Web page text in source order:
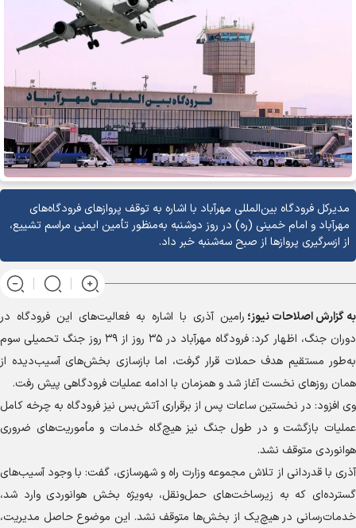
مدیرکل فرودگاه بین‌المللی مهرآباد با اشاره به توقف پرواز‌های فرودگاه‌های
مهرآباد و امام خمینی (ره) در روز دوشنبه به‌منظور تأمین ایمنی مراسم تشییع،
از ازسرگیری پرواز‌ها از صبح سه‌شنبه خبر داد.
به گزارشاصلاحات نیوز؛ رامین آذری با اشاره به فعالیت‌های این فرودگاه در
دوران جنگ، اظهار کرد: فرودگاه مهرآباد در ۳۵ روز از ۳۹ روز جنگ تحمیلی سوم
به‌طور مستقیم هدف حملات قرار گرفت، اما بازسازی بخش‌های آسیب‌دیده از
همان روز‌های نخست آغاز شد و همزمان با ادامه عملیات فرودگاهی پیش رفت.
وی افزود: در نخستین ساعات پس از برقراری آتش‌بس نیز فرودگاه به چرخه کامل
عملیات بازگشت و در طول جنگ نیز هیچ‌گاه خدمات و مأموریت‌های ضروری
هوانوردی متوقف نشد.
آذری با قدردانی از تلاش مجموعه وزارت راه و شهرسازی، گفت: با وجود آسیب‌های
گسترده‌ای که به زیرساخت‌های حمل‌ونقل، به‌ویژه بخش هوانوردی وارد شد،
خدمات‌رسانی در هیچ‌یک از بخش‌ها متوقف نشد. این موضوع حاصل مدیریت،